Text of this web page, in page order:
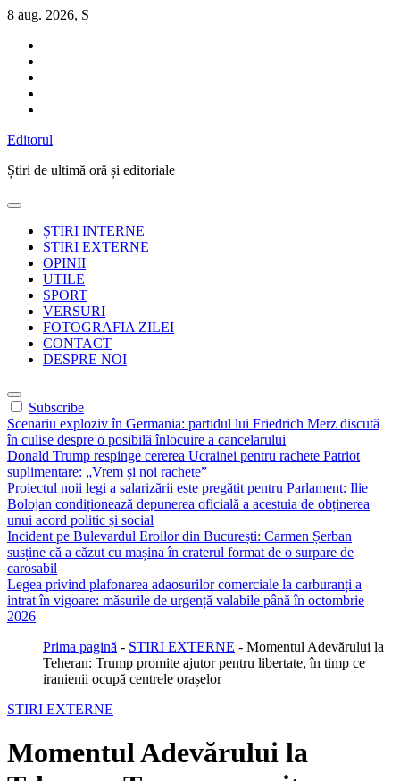
Sari
conținut
8 aug. 2026, S
Editorul
Știri de ultimă oră și editoriale
ȘTIRI INTERNE
STIRI EXTERNE
OPINII
UTILE
SPORT
VERSURI
FOTOGRAFIA ZILEI
CONTACT
DESPRE NOI
Subscribe
Scenariu exploziv în Germania: partidul lui Friedrich Merz discută
în culise despre o posibilă înlocuire a cancelarului
Donald Trump respinge cererea Ucrainei pentru rachete Patriot
suplimentare: „Vrem și noi rachete”
Proiectul noii legi a salarizării este pregătit pentru Parlament: Ilie
Bolojan condiționează depunerea oficială a acestuia de obținerea
unui acord politic și social
Incident pe Bulevardul Eroilor din București: Carmen Șerban
susține că a căzut cu mașina în craterul format de o surpare de
carosabil
Legea privind plafonarea adaosurilor comerciale la carburanți a
intrat în vigoare: măsurile de urgență valabile până în octombrie
2026
Prima pagină - STIRI EXTERNE - Momentul Adevărului la
Teheran: Trump promite ajutor pentru libertate, în timp ce
iranienii ocupă centrele orașelor
STIRI EXTERNE
Momentul Adevărului la